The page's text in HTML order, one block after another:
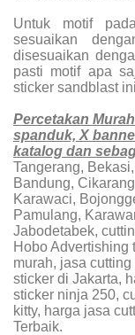
Untuk motif
sesuaikan
disesuaikan
pasti motif apa
sticker sandblast
Percetakan
spanduk, X
katalog dan
Tangerang,
Bandung,
Karawaci,
Pamulang,
Jabodetabek,
Hobo Advertishing
murah, jasa
sticker di Jakarta,
sticker ninja 250,
kitty, harga jasa
Terbaik.